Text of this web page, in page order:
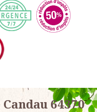
64370